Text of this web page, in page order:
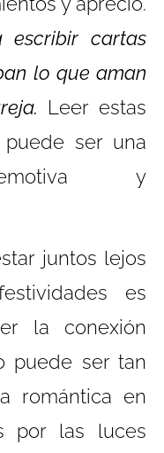
escribir cartas
lo que aman
Leer estas
ser una
y
juntos lejos
es
la conexión
puede ser tan
romántica en
por las luces